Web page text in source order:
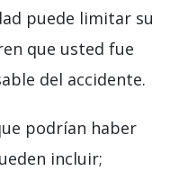
puede limitar su
que usted fue
del accidente.
podrían haber
incluir;